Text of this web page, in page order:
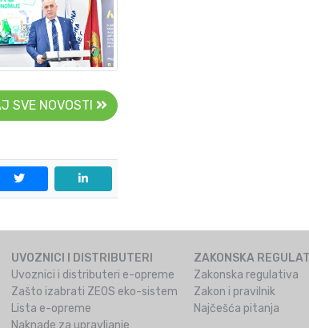
SVE NOVOSTI
UVOZNICI I DISTRIBUTERI
Uvoznici i distributeri e-opreme
Zašto izabrati ZEOS eko-sistem
Lista e-opreme
ZAKONSKA
Zakonska regulativa
Zakon i pravilnik
Najčešća pitanja